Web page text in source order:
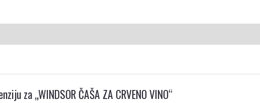
za „WINDSOR ČAŠA ZA CRVENO VINO“